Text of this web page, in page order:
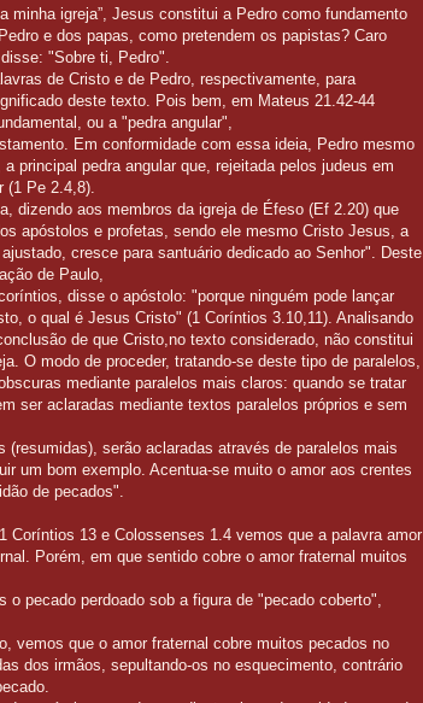
minha igreja”, Jesus constitui a Pedro como fundamento
e dos papas, como pretendem os papistas? Caro
"Sobre ti, Pedro".
de Cristo e de Pedro, respectivamente, para
deste texto. Pois bem, em Mateus 21.42-44
ou a "pedra angular",
Em conformidade com essa ideia, Pedro mesmo
principal pedra angular que, rejeitada pelos judeus em
(1 Pe 2.4,8).
dizendo aos membros da igreja de Éfeso (Ef 2.20) que
apóstolos e profetas, sendo ele mesmo Cristo Jesus, a
cresce para santuário dedicado ao Senhor". Deste
de Paulo,
disse o apóstolo: "porque ninguém pode lançar
o qual é Jesus Cristo" (1 Coríntios 3.10,11). Analisando
de que Cristo,no texto considerado, não constitui
O modo de proceder, tratando-se deste tipo de paralelos,
mediante paralelos mais claros: quando se tratar
ser aclaradas mediante textos paralelos próprios e sem
serão aclaradas através de paralelos mais
um bom exemplo. Acentua-se muito o amor aos crentes
de pecados".
Coríntios 13 e Colossenses 1.4 vemos que a palavra amor
Porém, em que sentido cobre o amor fraternal muitos
pecado perdoado sob a figura de "pecado coberto",
vemos que o amor fraternal cobre muitos pecados no
dos irmãos, sepultando-os no esquecimento, contrário